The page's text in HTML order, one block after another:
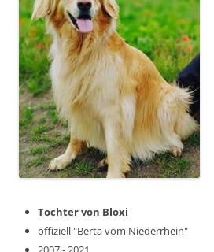
Tochter von Bloxi
offiziell "Berta vom Niederrhein"